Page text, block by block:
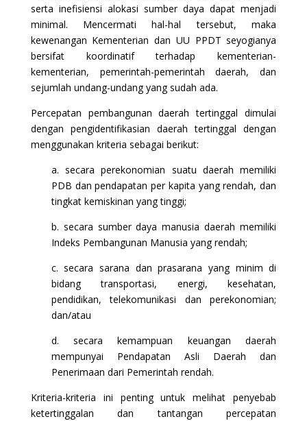
serta inefisiensi alokasi sumber daya dapat menjadi
minimal. Mencermati hal-hal tersebut, maka
kewenangan Kementerian dan UU PPDT seyogianya
bersifat koordinatif terhadap kementerian-
kementerian, pemerintah-pemerintah daerah, dan
sejumlah undang-undang yang sudah ada.
Percepatan pembangunan daerah tertinggal dimulai
dengan pengidentifikasian daerah tertinggal dengan
menggunakan kriteria sebagai berikut:
a. secara perekonomian suatu daerah memiliki
PDB dan pendapatan per kapita yang rendah, dan
tingkat kemiskinan yang tinggi;
b. secara sumber daya manusia daerah memiliki
Indeks Pembangunan Manusia yang rendah;
c. secara sarana dan prasarana yang minim di
bidang transportasi, energi, kesehatan,
pendidikan, telekomunikasi dan perekonomian;
dan/atau
d. secara kemampuan keuangan daerah
mempunyai Pendapatan Asli Daerah dan
Penerimaan dari Pemerintah rendah.
Kriteria-kriteria ini penting untuk melihat penyebab
ketertinggalan dan tantangan percepatan